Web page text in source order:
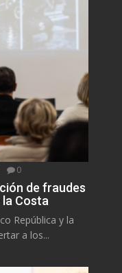
0
de fraudes
la Costa
República y la
a los...